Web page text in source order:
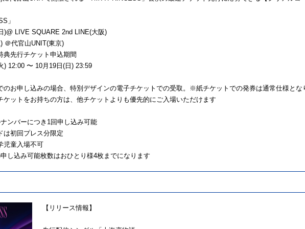
」
)@ LIVE SQUARE 2nd LINE(大阪)
＠代官山UNIT(東京)
先行チケット申込期間
) 12:00 〜 10月19日(日) 23:59
のお申し込みの場合、特別デザインの電子チケットでの受取。※紙チケットでの発券は通常仕様とな
ケットをお持ちの方は、他チケットよりも優先的にご入場いただけます
ンバーにつき1回申し込み可能
は初回プレス分限定
児童入場不可
し込み可能枚数はおひとり様4枚までになります
【リリース情報】